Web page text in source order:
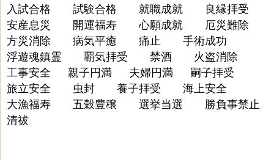
入試合格 試験合格 就職成就 良縁拝受
安産息災 開運福寿 心願成就 厄災難除
方災消除 病気平癒 痛止 手術成功
浮遊魂鎮霊 覇気拝受 禁酒 火盗消除
工事安全 親子円満 夫婦円満 嗣子拝受
旅立安全 虫封 養子拝受 海上安全
大漁福寿 五穀豊穣 選挙当選 勝負事禁止
清祓